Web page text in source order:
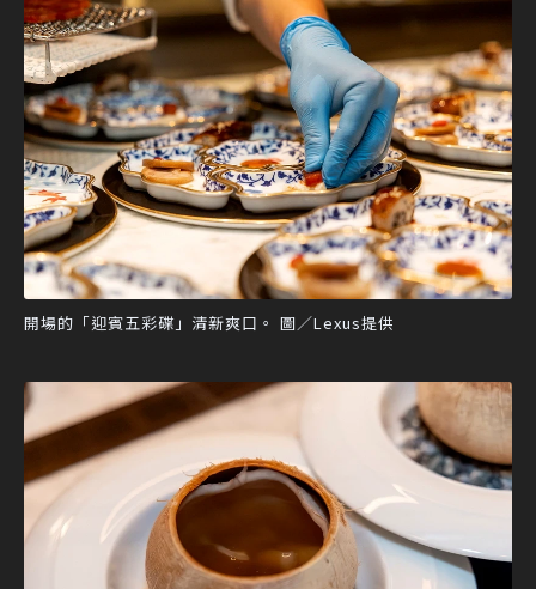
開場的「迎賓五彩碟」清新爽口。 圖／Lexus提供